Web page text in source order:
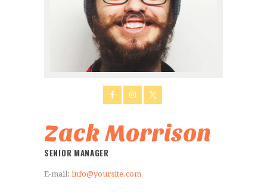
Zack Morrison
SENIOR MANAGER
E-mail: info@yoursite.com